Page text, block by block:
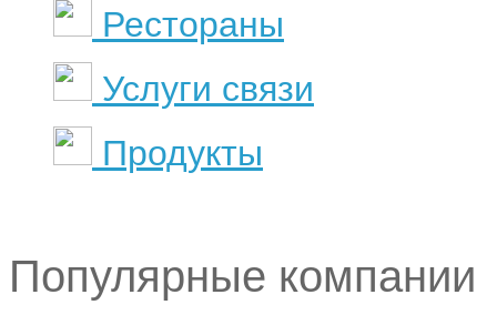
Рестораны
Услуги связи
Продукты
Популярные компании